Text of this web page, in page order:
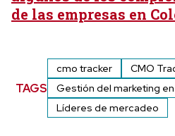
de las empresas en
TAGS
cmo tracker
CMO
Gestión del marketing
Líderes de mercadeo